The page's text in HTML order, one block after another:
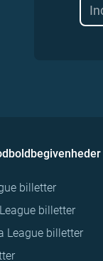
billetter
billetter
League billetter